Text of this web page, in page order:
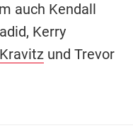
auch Kendall
Kerry
und Trevor